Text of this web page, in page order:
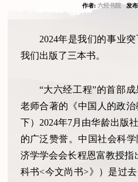
作者:六经书院发布
2024年是我们的事业
我们出版了三本书。
“大六经工程”的首部
老师合著的《中国人的政
下）2024年7月由华龄出版
的广泛赞誉。中国社会科
济学学会会长程恩富教授指
科书<今文尚书>》）是过